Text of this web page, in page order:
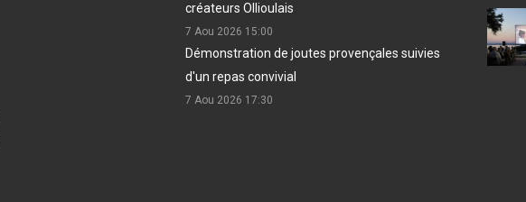
créateurs Ollioulais
7 Aou 2026 15:00
Démonstration de joutes provençales suivies
d'un repas convivial
7 Aou 2026 17:30